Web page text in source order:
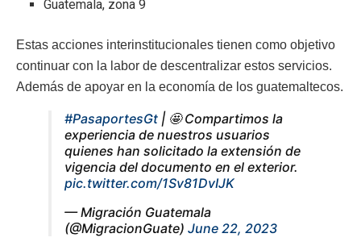
Guatemala, zona 9
Estas acciones interinstitucionales tienen como objetivo
continuar con la labor de descentralizar estos servicios.
Además de apoyar en la economía de los guatemaltecos.
#PasaportesGt | 🤩 Compartimos la
experiencia de nuestros usuarios
quienes han solicitado la extensión de
vigencia del documento en el exterior.
pic.twitter.com/1Sv81DvIJK
— Migración Guatemala
(@MigracionGuate) June 22, 2023